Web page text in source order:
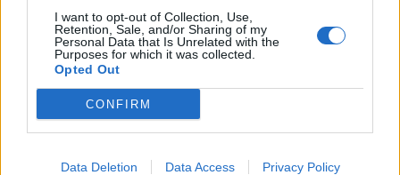
I want to opt-out of Collection, Use,
Retention, Sale, and/or Sharing of my
Personal Data that Is Unrelated with the
Purposes for which it was collected.
Opted Out
CONFIRM
Data Deletion Data Access Privacy Policy